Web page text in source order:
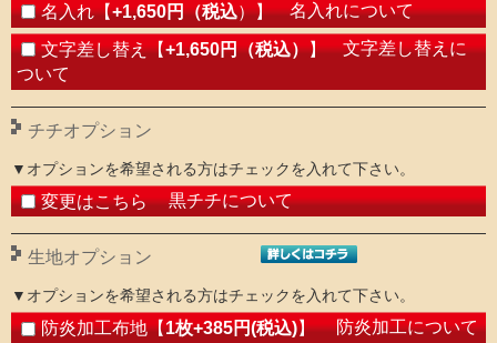
名入れ【+1,650円（税込）】 名入れについて
文字差し替え【+1,650円（税込）】
文字差し替えに
ついて
チチオプション
▼オプションを希望される方はチェックを入れて下さい。
変更はこちら 黒チチについて
生地オプション
▼オプションを希望される方はチェックを入れて下さい。
防炎加工布地【1枚+385円(税込)】
防炎加工について